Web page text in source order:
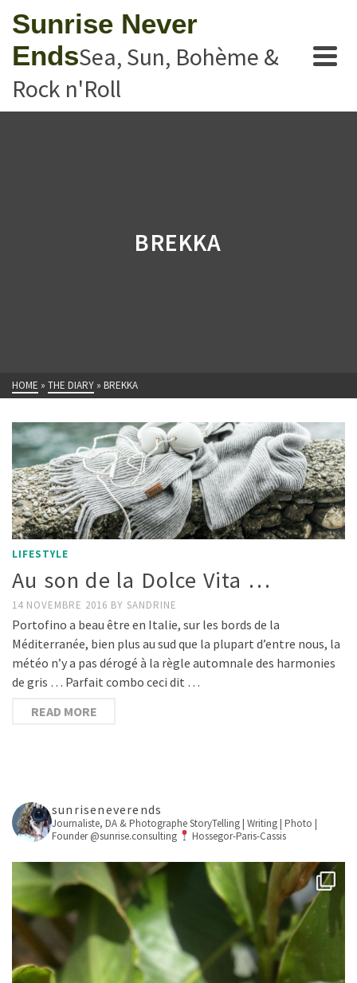
Sunrise Never
EndsSea, Sun, Bohème &
Rock n'Roll
BREKKA
HOME » THE DIARY » BREKKA
LIFESTYLE
Au son de la Dolce Vita …
14 NOVEMBRE 2016 BY SANDRINE
Portofino a beau être en Italie, sur les bords de la
Méditerranée, bien plus au sud que la plupart d’entre nous, la
météo n’y a pas dérogé à la règle automnale des harmonies
de gris … Parfait combo ceci dit …
READ MORE
sunriseneverends
Journaliste, DA & PhotographeStoryTelling | Writing | Photo |
Founder @sunrise.consulting
Hossegor-Paris-Cassis